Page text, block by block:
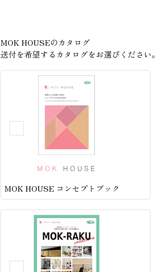
MOK HOUSEのカタログ
送付を希望するカタログをお選びください。
MOK HOUSE コンセプトブック